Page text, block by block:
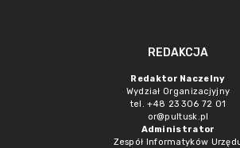
REDAKCJA
Redaktor Naczelny
Wydział Organizacjyjny
tel. +48 23 306 72 01
or@pultusk.pl
Administrator
Zespół Informatyków